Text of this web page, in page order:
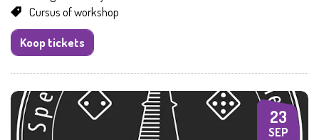
Cursus of workshop
Koop tickets
WO23
SEP